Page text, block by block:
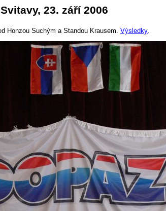
Svitavy, 23. září 2006
Honzou Suchým a Standou Krausem. Výsledky.